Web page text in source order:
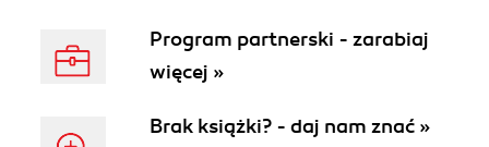
Program partnerski - zarabiaj
więcej »
Brak książki? - daj nam znać »